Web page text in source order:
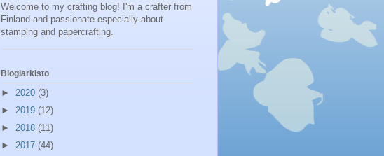
Welcome to my crafting blog! I'm a crafter from
Finland and passionate especially about
stamping and papercrafting.
Blogiarkisto
► 2020 (3)
► 2019 (12)
► 2018 (11)
► 2017 (44)